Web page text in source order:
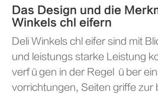
Das Design und die
Winkels chl eifern
Deli Winkels chl eifer sind mit
und leistungs starke Leistung
verfügen in der Regel über
vorrichtungen, Seiten griffe zur